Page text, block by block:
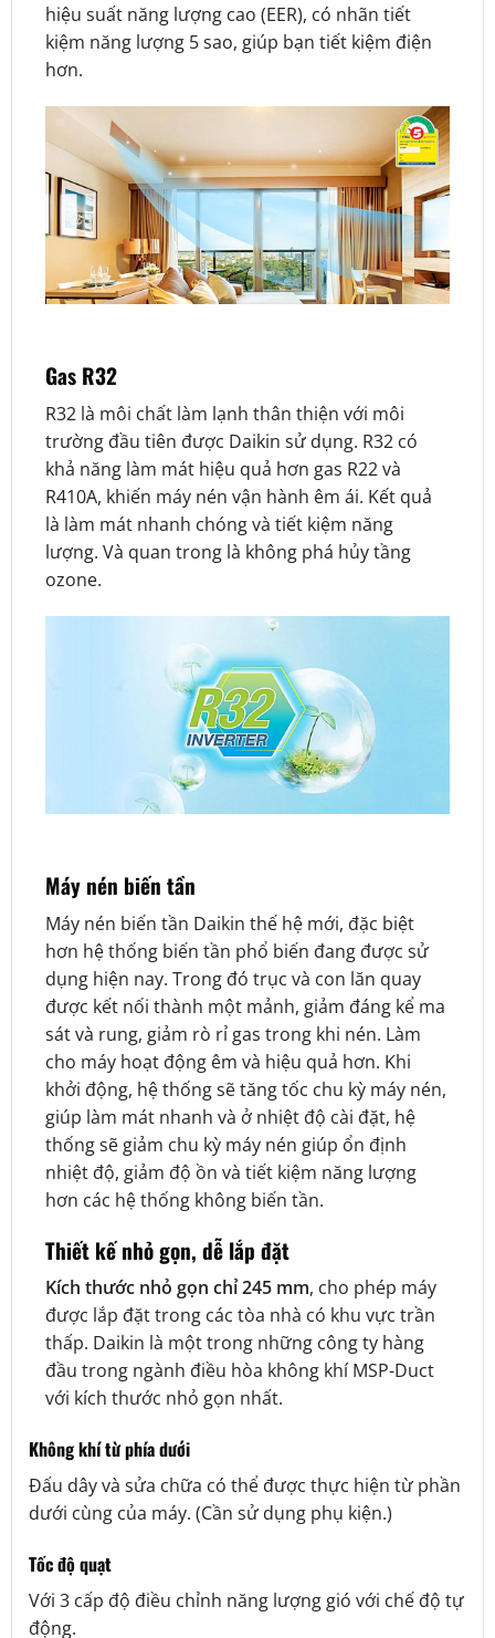
hiệu suất năng lượng cao (EER), có nhãn tiết
kiệm năng lượng 5 sao, giúp bạn tiết kiệm điện
hơn.
Gas R32
R32 là môi chất làm lạnh thân thiện với môi
trường đầu tiên được Daikin sử dụng. R32 có
khả năng làm mát hiệu quả hơn gas R22 và
R410A, khiến máy nén vận hành êm ái. Kết quả
là làm mát nhanh chóng và tiết kiệm năng
lượng. Và quan trong là không phá hủy tầng
ozone.
Máy nén biến tần
Máy nén biến tần Daikin thế hệ mới, đặc biệt
hơn hệ thống biến tần phổ biến đang được sử
dụng hiện nay. Trong đó trục và con lăn quay
được kết nối thành một mảnh, giảm đáng kể ma
sát và rung, giảm rò rỉ gas trong khi nén. Làm
cho máy hoạt động êm và hiệu quả hơn. Khi
khởi động, hệ thống sẽ tăng tốc chu kỳ máy nén,
giúp làm mát nhanh và ở nhiệt độ cài đặt, hệ
thống sẽ giảm chu kỳ máy nén giúp ổn định
nhiệt độ, giảm độ ồn và tiết kiệm năng lượng
hơn các hệ thống không biến tần.
Thiết kế nhỏ gọn, dễ lắp đặt
Kích thước nhỏ gọn chỉ 245 mm, cho phép máy
được lắp đặt trong các tòa nhà có khu vực trần
thấp. Daikin là một trong những công ty hàng
đầu trong ngành điều hòa không khí MSP-Duct
với kích thước nhỏ gọn nhất.
Không khí từ phía dưới
Đấu dây và sửa chữa có thể được thực hiện từ phần
dưới cùng của máy. (Cần sử dụng phụ kiện.)
Tốc độ quạt
Với 3 cấp độ điều chỉnh năng lượng gió với chế độ tự
động.